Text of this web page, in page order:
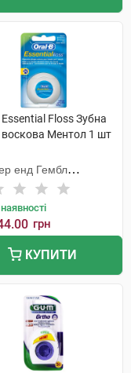
Floss Зубна
воскова Ментол 1 шт
енд Гембл
грн
КУПИТИ